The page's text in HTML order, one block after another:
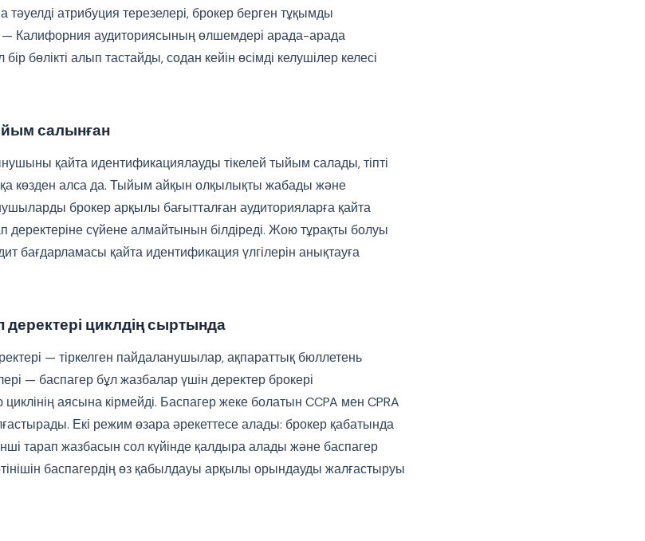
атрибуция терезелері, брокер берген тұқымды
— Калифорния аудиториясының өлшемдері арада-арада
бөлікті алып тастайды, содан кейін өсімді келушілер келесі
салынған
қайта идентификациялауды тікелей тыйым салады, тіпті
көзден алса да. Тыйым айқын олқылықты жабады және
брокер арқылы бағытталған аудиторияларға қайта
деректеріне сүйене алмайтынын білдіреді. Жою тұрақты болуы
бағдарламасы қайта идентификация үлгілерін анықтауға
деректері циклдің сыртында
— тіркелген пайдаланушылар, ақпараттық бюллетень
— баспагер бұл жазбалар үшін деректер брокері
аясына кірмейді. Баспагер жеке болатын CCPA мен CPRA
Екі режим өзара әрекеттесе алады: брокер қабатында
тарап жазбасын сол күйінде қалдыра алады және баспагер
баспагердің өз қабылдауы арқылы орындауды жалғастыруы